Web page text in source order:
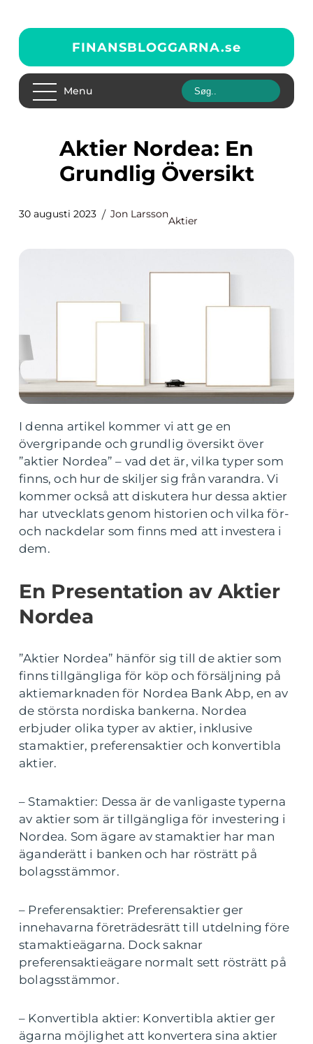
FINANSBLOGGARNA.se
Menu
Aktier Nordea: En
Grundlig Översikt
30 augusti 2023 Jon Larsson
Aktier
I denna artikel kommer vi att ge en
övergripande och grundlig översikt över
”aktier Nordea” – vad det är, vilka typer som
finns, och hur de skiljer sig från varandra. Vi
kommer också att diskutera hur dessa aktier
har utvecklats genom historien och vilka för-
och nackdelar som finns med att investera i
dem.
En Presentation av Aktier
Nordea
”Aktier Nordea” hänför sig till de aktier som
finns tillgängliga för köp och försäljning på
aktiemarknaden för Nordea Bank Abp, en av
de största nordiska bankerna. Nordea
erbjuder olika typer av aktier, inklusive
stamaktier, preferensaktier och konvertibla
aktier.
– Stamaktier: Dessa är de vanligaste typerna
av aktier som är tillgängliga för investering i
Nordea. Som ägare av stamaktier har man
äganderätt i banken och har rösträtt på
bolagsstämmor.
– Preferensaktier: Preferensaktier ger
innehavarna företrädesrätt till utdelning före
stamaktieägarna. Dock saknar
preferensaktieägare normalt sett rösträtt på
bolagsstämmor.
– Konvertibla aktier: Konvertibla aktier ger
ägarna möjlighet att konvertera sina aktier